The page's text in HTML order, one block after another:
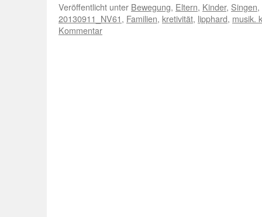
Veröffentlicht unter Bewegung, Eltern, Kinder, Singen,
20130911_NV61, Familien, kretivität, lipphard, musik.
Kommentar